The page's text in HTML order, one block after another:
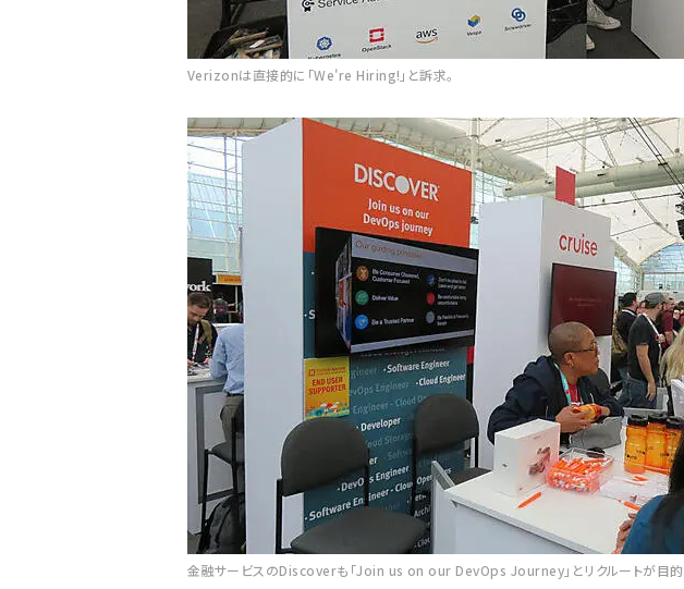
Verizonは直接的に「We're Hiring!」と訴求。
金融サービスのDiscoverも「Join us on our DevOps Journey」とリクルートが目的